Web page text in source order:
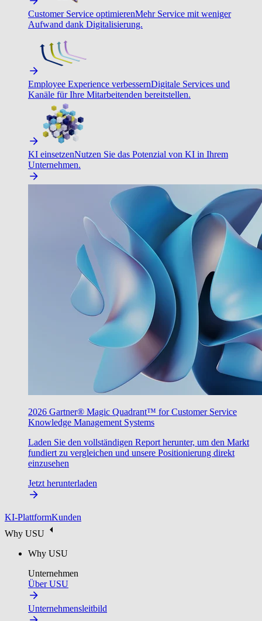
Customer Service optimierenMehr Service mit weniger
Aufwand dank Digitalisierung.
Employee Experience verbessernDigitale Services und
Kanäle für Ihre Mitarbeitenden bereitstellen.
KI einsetzenNutzen Sie das Potenzial von KI in Ihrem
Unternehmen.
2026 Gartner® Magic Quadrant™ for Customer Service
Knowledge Management Systems
Laden Sie den vollständigen Report herunter, um den Markt
fundiert zu vergleichen und unsere Positionierung direkt
einzusehen
Jetzt herunterladen
KI-PlattformKunden
Why USU
Why USU
Unternehmen
Über USU
Unternehmensleitbild